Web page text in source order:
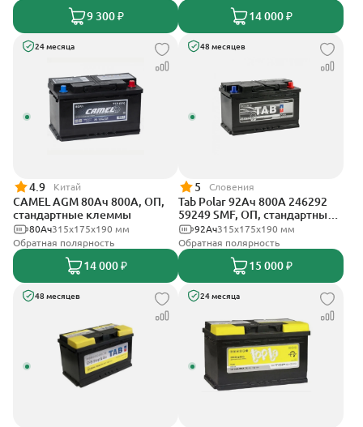
9 300 ₽ 14 000 ₽
24 месяца
4.9 Китай
CAMEL AGM 80Ач 800А, ОП,
стандартные клеммы
315x175x190 мм
80Ач
Обратная полярность
14 000 ₽
48 месяцев
5 Словения
Tab Polar 92Ач 800А 246292
59249 SMF, ОП, стандартные
клеммы315x175x190 мм
92Ач
Обратная полярность
15 000 ₽
48 месяцев 24 месяца